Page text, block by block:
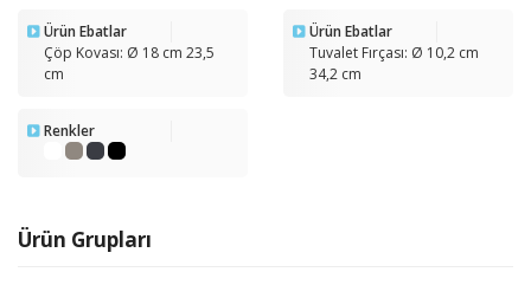
Ürün Grupları
Ürün Ebatlar
Çöp Kovası: Ø 18 cm 23,5
cm
Ürün Ebatlar
Tuvalet Fırçası: Ø 10,2 cm
34,2 cm
Renkler